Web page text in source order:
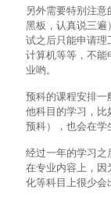
另外需要特别注意
黑板，认真说三遍
试之后只能申请理
计算机等等，不能
业哟。
预科的课程安排一
他科目的学习，
预科），也会在学
经过一年的学习之
在专业内容上，因
化等科目上很少会